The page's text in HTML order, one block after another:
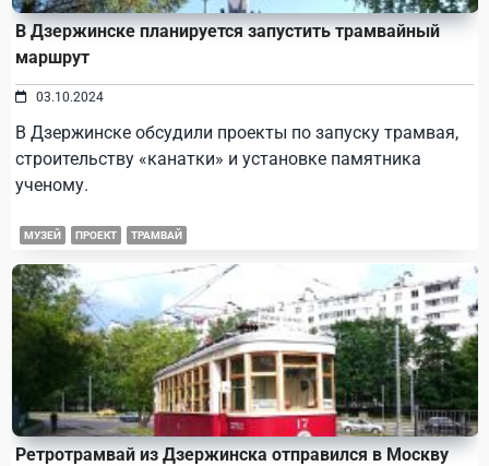
В Дзержинске планируется запустить трамвайный
маршрут
03.10.2024
В Дзержинске обсудили проекты по запуску трамвая,
строительству «канатки» и установке памятника
ученому.
МУЗЕЙ ПРОЕКТ ТРАМВАЙ
Ретротрамвай из Дзержинска отправился в Москву